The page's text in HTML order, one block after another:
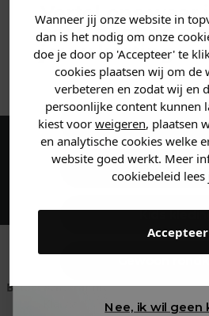
Wanneer jij onze website in
dan is het nodig om onze
doe je door op 'Accepteer' te
cookies plaatsen wij om de
verbeteren en zodat wij en
persoonlijke content kunnen
kiest voor weigeren, plaatsen
en analytische cookies welke
website goed werkt. Meer
cookiebeleid lees
Accepteer
MATERIAAL &
ANDERE BESTELDEN OOK
Maak een account aan
korting op je
Betaal achteraf met
Voor 23:59
is morgen in
Vertel ons waar
zoek bent en
jouwkorting.
Heren
Dames
Kids
Nee, ik wil geen